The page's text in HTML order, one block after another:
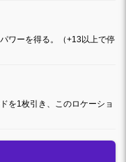
ワーを得る。（+13以上で停
を1枚引き、このロケーショ